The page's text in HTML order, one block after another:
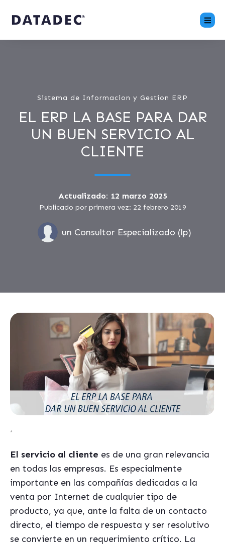
Sistema de Informacion y Gestion ERP
EL ERP LA BASE PARA DAR
UN BUEN SERVICIO AL
CLIENTE
Actualizado: 12 marzo 2025
Publicado por primera vez: 22 febrero 2019
un Consultor Especializado (lp)
*
El servicio al cliente es de una gran relevancia
en todas las empresas. Es especialmente
importante en las compañías dedicadas a la
venta por Internet de cualquier tipo de
producto, ya que, ante la falta de un contacto
directo, el tiempo de respuesta y ser resolutivo
se convierte en un requerimiento crítico. La